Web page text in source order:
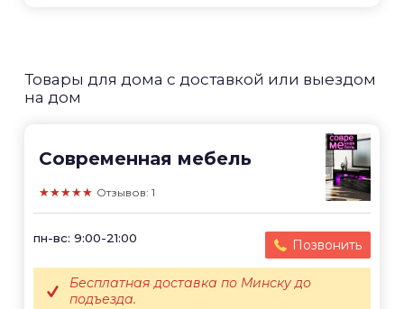
Товары для дома с доставкой или выездом
на дом
Современная мебель
★★★★★ Отзывов: 1
пн-вс: 9:00-21:00 Позвонить
Бесплатная доставка по Минску до
подъезда.